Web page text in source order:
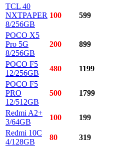
TCL 40
NXTPAPER
8/256GB
100 599
POCO X5
Pro 5G
8/256GB
200 899
POCO F5
12/256GB
480 1199
POCO F5
PRO
12/512GB
500 1799
Redmi A2+
3/64GB
100 199
Redmi 10C
4/128GB
80 319